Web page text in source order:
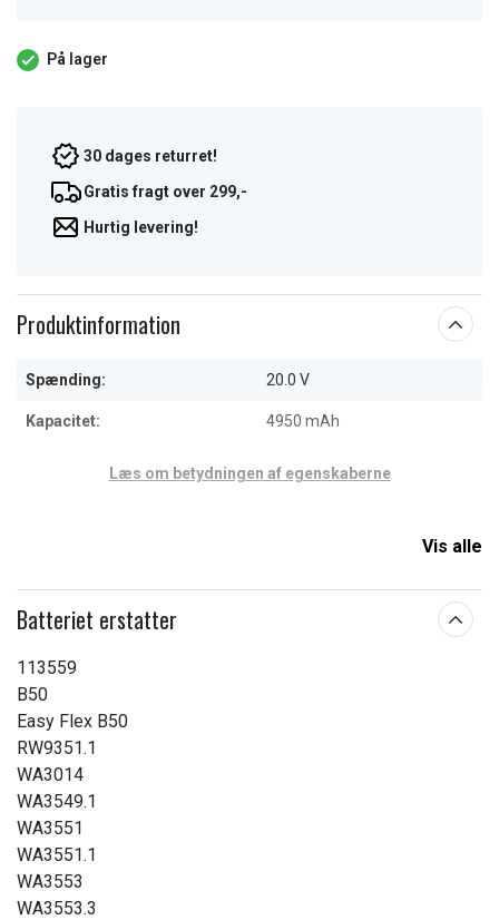
På lager
30 dages returret!
Gratis fragt over 299,-
Hurtig levering!
Produktinformation
Spænding: 20.0 V
Kapacitet: 4950 mAh
Læs om betydningen af egenskaberne
Vis alle
Batteriet erstatter
113559
B50
Easy Flex B50
RW9351.1
WA3014
WA3549.1
WA3551
WA3551.1
WA3553
WA3553.3